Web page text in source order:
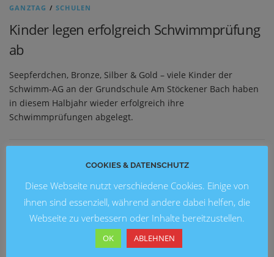
GANZTAG /SCHULEN
Kinder legen erfolgreich Schwimmprüfung
ab
Seepferdchen, Bronze, Silber & Gold – viele Kinder der
Schwimm-AG an der Grundschule Am Stöckener Bach haben
in diesem Halbjahr wieder erfolgreich ihre
Schwimmprüfungen abgelegt.
NEUESTE BEITRÄGE
Blick in die Zukunft: Kunstausstellung 2026 an der
Grundschule Marienwerder
Ein fröhliches Schulfest an der Brüder-Grimm-Schule
COOKIES & DATENSCHUTZ
Diese Webseite nutzt verschiedene Cookies. Einige von
ihnen sind essenziell, während andere dabei helfen, die
Webseite zu verbessern oder Inhalte bereitzustellen.
OK ABLEHNEN